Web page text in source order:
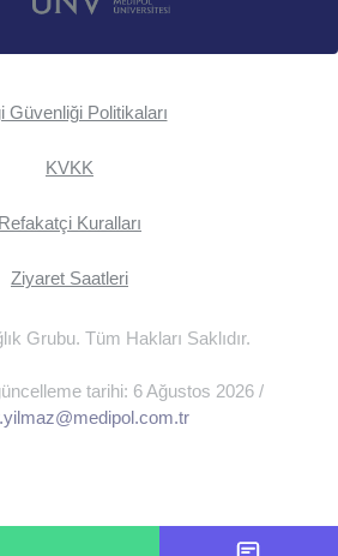
Güvenliği Politikaları
KVKK
Refakatçi Kuralları
Ziyaret Saatleri
Grubu. Tüm Hakları Saklıdır.
tarihi: 6 Ağustos 2026 /